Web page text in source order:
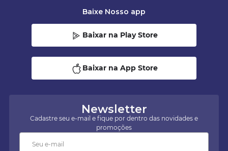
Newsletter
Cadastre seu e-mail e fique por dentro das novidades e
promoções
Baixe Nosso app
Baixar na Play Store
Baixar na App Store